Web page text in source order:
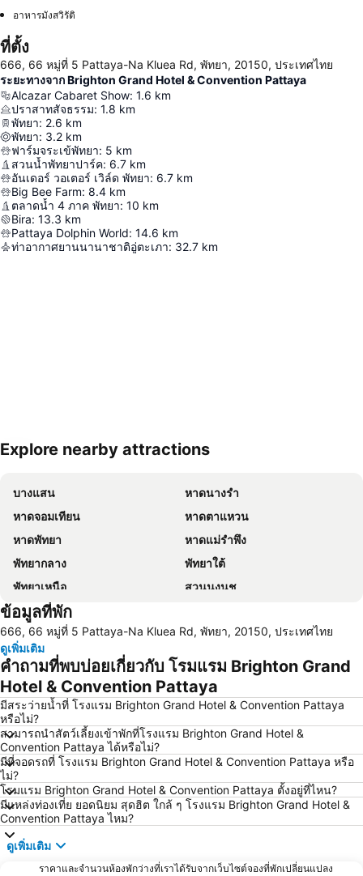
อาหารมังสวิรัติ
ที่ตั้ง
666, 66 หมู่ที่ 5 Pattaya-Na Kluea Rd, พัทยา, 20150, ประเทศไทย
ระยะทางจาก Brighton Grand Hotel & Convention Pattaya
Alcazar Cabaret Show: 1.6 km
ปราสาทสัจธรรม: 1.8 km
พัทยา: 2.6 km
พัทยา: 3.2 km
ฟาร์มจระเข้พัทยา: 5 km
สวนน้ำพัทยาปาร์ค: 6.7 km
อันเดอร์ วอเตอร์ เวิล์ด พัทยา: 6.7 km
Big Bee Farm: 8.4 km
ตลาดน้ำ 4 ภาค พัทยา: 10 km
Bira: 13.3 km
Pattaya Dolphin World: 14.6 km
ท่าอากาศยานนานาชาติอู่ตะเภา: 32.7 km
Explore nearby attractions
บางแสน
หาดนางรำ
หาดจอมเทียน
หาดตาแหวน
หาดพัทยา
หาดแม่รำพึง
พัทยากลาง
พัทยาใต้
พัทยาเหนือ
สวนนงนุช
หาดแสม
เกาะขาม
ถนนคนเดิน
แสมสาร
สนามบินนานาชาติอู่ตะเภา
วันไหล
CentralFestival Pattaya Beach ท่าเรือแหลมฉบัง
สวนเสือศรีราชา
สถานีรถไฟพัทยา
บิ๊กซี เอ็กซ์ตร้า พัทยา3
Bali Hai Pier
อนุสาวรีย์กรมหลวงชุมพรเขตอุดมศักดิ์
Pattaya Floating Market
เอสเอฟเอ็กซ์ ซีเนม่า เซ็นทรัลพัทยาบีช
Art in Paradise
ข้อมูลที่พัก
666, 66 หมู่ที่ 5 Pattaya-Na Kluea Rd, พัทยา, 20150, ประเทศไทย
ดูเพิ่มเติม
คำถามที่พบบ่อยเกี่ยวกับ โรมแรม Brighton Grand
Hotel & Convention Pattaya
มีสระว่ายน้ำที่ โรงแรม Brighton Grand Hotel & Convention Pattaya
หรือไม่?
สามารถนำสัตว์เลี้ยงเข้าพักที่โรงแรม Brighton Grand Hotel &
Convention Pattaya ได้หรือไม่?
มีที่จอดรถที่ โรงแรม Brighton Grand Hotel & Convention Pattaya หรือ
ไม่?
โรมแรม Brighton Grand Hotel & Convention Pattaya ตั้งอยู่ที่ไหน?
มีแหล่งท่องเที่ย ยอดนิยม สุดฮิต ใกล้ ๆ โรงแรม Brighton Grand Hotel &
Convention Pattaya ไหม?
ดูเพิ่มเติม
ราคาและจำนวนห้องพักว่างที่เราได้รับจากเว็บไซต์จองที่พักเปลี่ยนแปลง